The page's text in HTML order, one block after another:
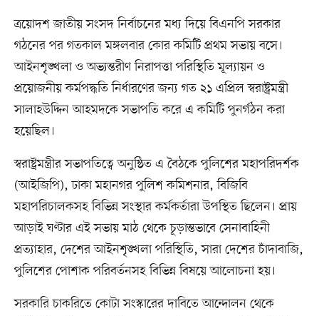
ত্রয়োদশ জাতীয় সংসদ নির্বাচনের মধ্য দিয়ে বিএনপি সরকার
গঠনের পর গতকাল মঙ্গলবার কোর কমিটি প্রথম সভায় বসে।
আইনশৃঙ্খলা ও অভ্যন্তরীণ নিরাপত্তা পরিস্থিতি মূল্যায়ন ও
প্রয়োজনীয় কর্মপদ্ধতি নির্ধারণের জন্য গত ২১ এপ্রিল স্বরাষ্ট্রমন্ত্রী
সালাহউদ্দিন আহমদকে সভাপতি করে এ কমিটি পুনর্গঠন করা
হয়েছিল।
স্বরাষ্ট্রমন্ত্রীর সভাপতিত্বে অনুষ্ঠিত এ বৈঠকে পুলিশের মহাপরিদর্শক
(আইজিপি), ঢাকা মহানগর পুলিশ কমিশনার, বিজিবি
মহাপরিচালকসহ বিভিন্ন সংস্থার কর্মকর্তারা উপস্থিত ছিলেন। প্রায়
আড়াই ঘণ্টার এই সভায় মাঠ থেকে চূড়ান্তভাবে সেনাবাহিনী
প্রত্যাহার, দেশের আইনশৃঙ্খলা পরিস্থিতি, সারা দেশের চাঁদাবাজি,
পুলিশের পোশাক পরিবর্তনসহ বিভিন্ন বিষয়ে আলোচনা হয়।
সরকারি চাকরিতে কোটা সংস্কারের দাবিতে আন্দোলন থেকে